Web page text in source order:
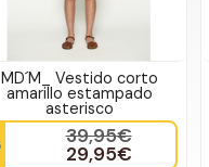
MD´M_ Vestido corto
amarillo estampado
asterisco
39,95€
29,95€